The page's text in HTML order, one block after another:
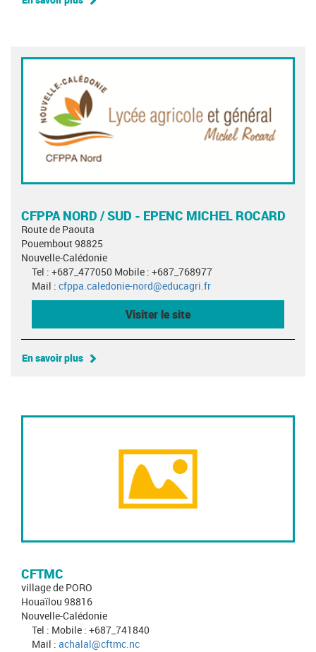
CFPPA NORD / SUD - EPENC MICHEL ROCARD
Route de Paouta
Pouembout 98825
Nouvelle-Calédonie
Tel : +687_477050 Mobile : +687_768977
Mail : cfppa.caledonie-nord@educagri.fr
Visiter le site
En savoir plus
CFTMC
village de PORO
Houaïlou 98816
Nouvelle-Calédonie
Tel : Mobile : +687_741840
Mail : achalal@cftmc.nc